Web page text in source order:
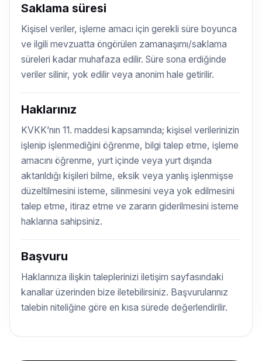
Saklama süresi
Kişisel veriler, işleme amacı için gerekli süre boyunca
ve ilgili mevzuatta öngörülen zamanaşımı/saklama
süreleri kadar muhafaza edilir. Süre sona erdiğinde
veriler silinir, yok edilir veya anonim hale getirilir.
Haklarınız
KVKK’nın 11. maddesi kapsamında; kişisel verilerinizin
işlenip işlenmediğini öğrenme, bilgi talep etme, işleme
amacını öğrenme, yurt içinde veya yurt dışında
aktarıldığı kişileri bilme, eksik veya yanlış işlenmişse
düzeltilmesini isteme, silinmesini veya yok edilmesini
talep etme, itiraz etme ve zararın giderilmesini isteme
haklarına sahipsiniz.
Başvuru
Haklarınıza ilişkin taleplerinizi iletişim sayfasındaki
kanallar üzerinden bize iletebilirsiniz. Başvurularınız
talebin niteliğine göre en kısa sürede değerlendirilir.